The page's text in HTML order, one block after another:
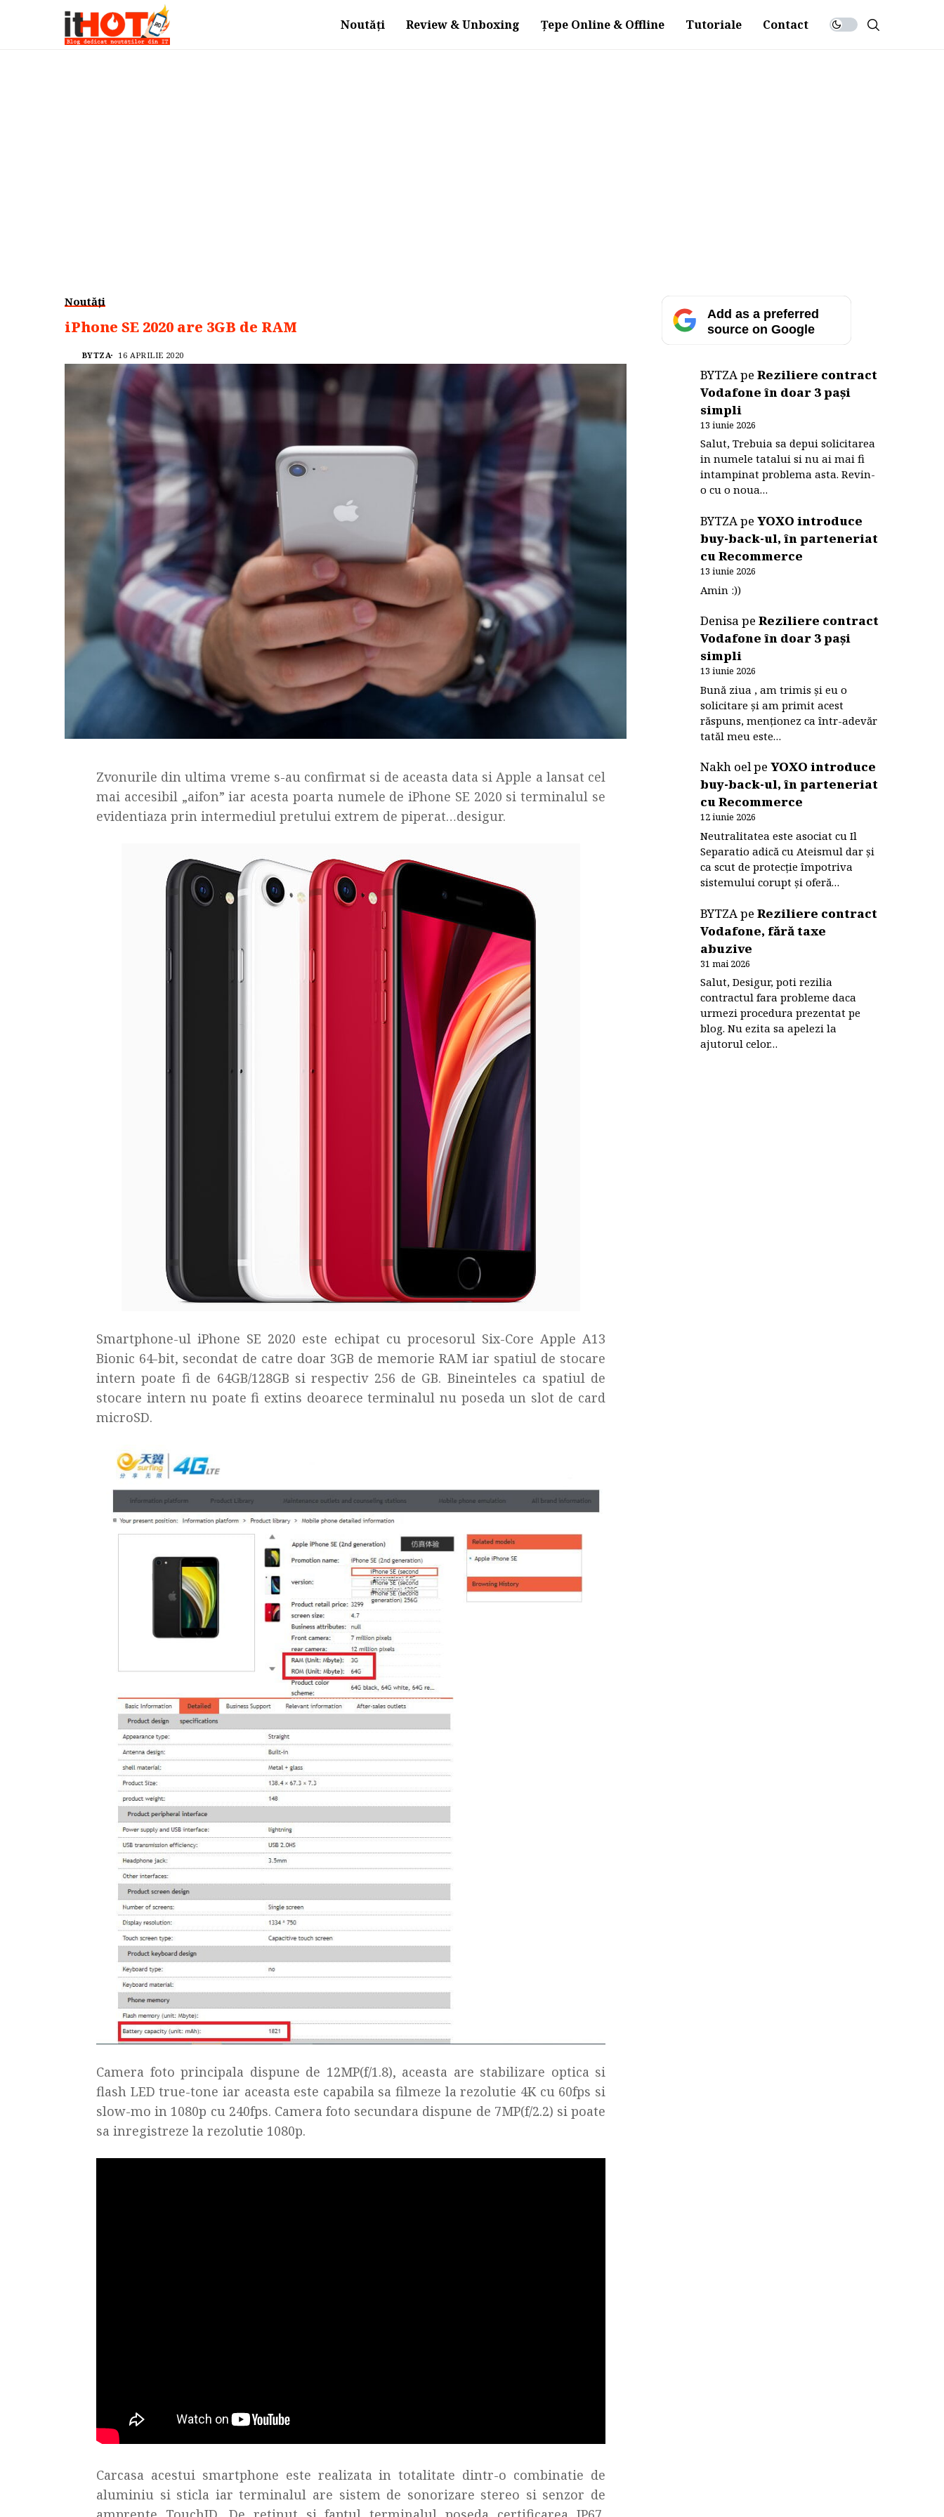
Noutăți Review & Unboxing Țepe Online & Offline Tutoriale Contact
Noutăți
iPhone SE 2020 are 3GB de RAM
BYTZA 16 APRILIE 2020
Zvonurile din ultima vreme s-au confirmat si de aceasta data si Apple a lansat cel
mai accesibil „aifon” iar acesta poarta numele de iPhone SE 2020 si terminalul se
evidentiaza prin intermediul pretului extrem de piperat…desigur.
Smartphone-ul iPhone SE 2020 este echipat cu procesorul Six-Core Apple A13
Bionic 64-bit, secondat de catre doar 3GB de memorie RAM iar spatiul de stocare
intern poate fi de 64GB/128GB si respectiv 256 de GB. Bineinteles ca spatiul de
stocare intern nu poate fi extins deoarece terminalul nu poseda un slot de card
microSD.
Camera foto principala dispune de 12MP(f/1.8), aceasta are stabilizare optica si
flash LED true-tone iar aceasta este capabila sa filmeze la rezolutie 4K cu 60fps si
slow-mo in 1080p cu 240fps. Camera foto secundara dispune de 7MP(f/2.2) si poate
sa inregistreze la rezolutie 1080p.
Carcasa acestui smartphone este realizata in totalitate dintr-o combinatie de
aluminiu si sticla iar terminalul are sistem de sonorizare stereo si senzor de
Add as a preferred
source on Google
BYTZApeReziliere contract
Vodafone în doar 3 pași
simpli
13 iunie 2026
Salut, Trebuia sa depui solicitarea
in numele tatalui si nu ai mai fi
intampinat problema asta. Revin-
o cu o noua…
BYTZApeYOXO introduce
buy-back-ul, în parteneriat
cu Recommerce
13 iunie 2026
Amin :))
DenisapeReziliere contract
Vodafone în doar 3 pași
simpli
13 iunie 2026
Bună ziua , am trimis și eu o
solicitare și am primit acest
răspuns, menționez ca într-adevăr
tatăl meu este…
Nakh oelpeYOXO introduce
buy-back-ul, în parteneriat
cu Recommerce
12 iunie 2026
Neutralitatea este asociat cu Il
Separatio adică cu Ateismul dar și
ca scut de protecție împotriva
sistemului corupt și oferă…
BYTZApeReziliere contract
Vodafone, fără taxe
abuzive
31 mai 2026
Salut, Desigur, poti rezilia
contractul fara probleme daca
urmezi procedura prezentat pe
blog. Nu ezita sa apelezi la
ajutorul celor…